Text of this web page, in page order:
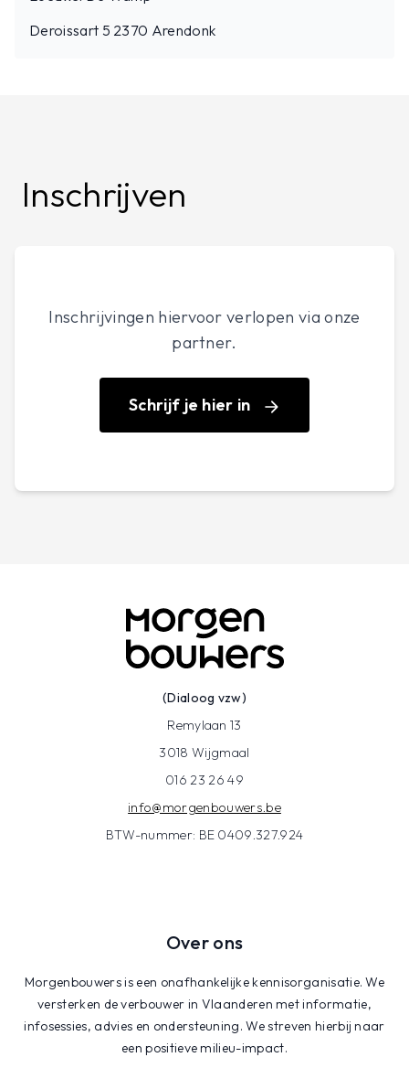
Deroissart 5 2370 Arendonk
Inschrijven
Inschrijvingen hiervoor verlopen via onze
partner.
Schrijf je hier in
(Dialoog vzw)
Remylaan 13
3018 Wijgmaal
016 23 26 49
info@morgenbouwers.be
BTW-nummer: BE 0409.327.924
Over ons
Morgenbouwers is een onafhankelijke kennisorganisatie. We
versterken de verbouwer in Vlaanderen met informatie,
infosessies, advies en ondersteuning. We streven hierbij naar
een positieve milieu-impact.